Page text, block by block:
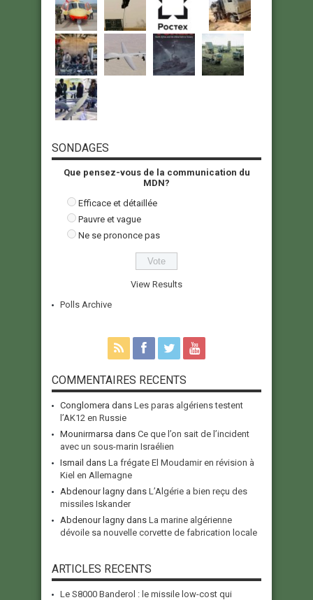
SONDAGES
Que pensez-vous de la communication du
MDN?
Efficace et détaillée
Pauvre et vague
Ne se prononce pas
View Results
Polls Archive
COMMENTAIRES RECENTS
Conglomera dans Les paras algériens testent
l’AK12 en Russie
Mounirmarsa dans Ce que l’on sait de l’incident
avec un sous-marin Israélien
Ismail dans La frégate El Moudamir en révision à
Kiel en Allemagne
Abdenour lagny dans L’Algérie a bien reçu des
missiles Iskander
Abdenour lagny dans La marine algérienne
dévoile sa nouvelle corvette de fabrication locale
ARTICLES RECENTS
Le S8000 Banderol : le missile low-cost qui